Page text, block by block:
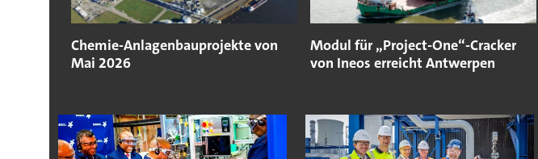
Chemie-Anlagenbauprojekte von
Mai 2026
Modul für „Project-One“-Cracker
von Ineos erreicht Antwerpen